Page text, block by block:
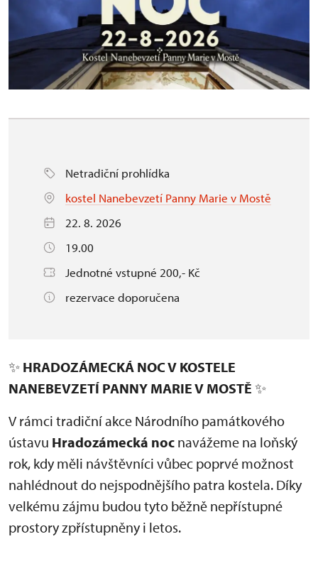
Netradiční prohlídka
kostel Nanebevzetí Panny Marie v Mostě
22. 8. 2026
19.00
Jednotné vstupné 200,- Kč
rezervace doporučena
✨ HRADOZÁMECKÁ NOC V KOSTELE
NANEBEVZETÍ PANNY MARIE V MOSTĚ ✨
V rámci tradiční akce Národního památkového
ústavu Hradozámecká noc navážeme na loňský
rok, kdy měli návštěvníci vůbec poprvé možnost
nahlédnout do nejspodnějšího patra kostela. Díky
velkému zájmu budou tyto běžně nepřístupné
prostory zpřístupněny i letos.